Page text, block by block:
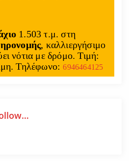
1.503 τ.μ. στη
, καλλιεργήσιμο
νότια με δρόμο. Τιμή:
Τηλέφωνο:6946464125